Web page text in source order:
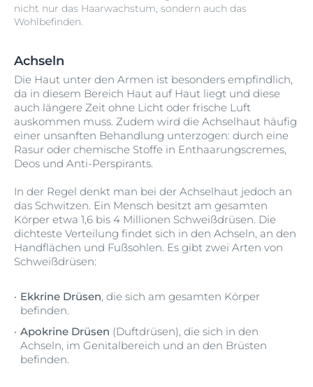
nicht nur das Haarwachstum, sondern auch das
Wohlbefinden.
Achseln
Die Haut unter den Armen ist besonders empfindlich,
da in diesem Bereich Haut auf Haut liegt und diese
auch längere Zeit ohne Licht oder frische Luft
auskommen muss. Zudem wird die Achselhaut häufig
einer unsanften Behandlung unterzogen: durch eine
Rasur oder chemische Stoffe in Enthaarungscremes,
Deos und Anti-Perspirants.
In der Regel denkt man bei der Achselhaut jedoch an
das Schwitzen. Ein Mensch besitzt am gesamten
Körper etwa 1,6 bis 4 Millionen Schweißdrüsen. Die
dichteste Verteilung findet sich in den Achseln, an den
Handflächen und Fußsohlen. Es gibt zwei Arten von
Schweißdrüsen:
Ekkrine Drüsen, die sich am gesamten Körper
befinden.
Apokrine Drüsen (Duftdrüsen), die sich in den
Achseln, im Genitalbereich und an den Brüsten
befinden.